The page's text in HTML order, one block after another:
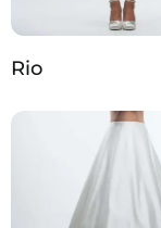
Rio